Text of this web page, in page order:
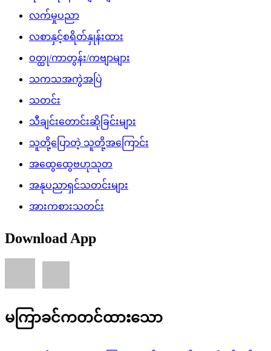
လက်မှုပညာ
လစာနှင့်စရိတ်နှုန်းထား
ဝတ္ထု/ကာတွန်း/ကဗျာများ
သကသအကွဲအပြဲ
သတင်း
သီချင်းတောင်းဆိုခြင်းများ
သူတို့ပြောတဲ့ သူတို့အကြောင်း
အထွေထွေဗဟုသုတ
အနုပညာရှင်သတင်းများ
အားကစားသတင်း
Download App
မကြာခင်ကတင်ထားသော